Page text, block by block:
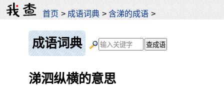
首页 > 成语词典 >含涕的成语 >
成语词典
涕泗纵横的意思